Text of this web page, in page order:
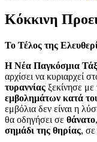
Κόκκινη
Το Τέλος της
Η Νέα Παγκόσμια
αρχίσει να κυριαρχεί
τυραννίας ξεκίνησε με
εμβολημάτων κατά
εμβόλια δεν είναι η
θα οδηγήσει σε θάνατο,
σημάδι της θηρίας,